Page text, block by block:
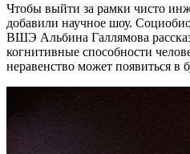
Чтобы выйти за рамки чисто
добавили научное шоу.
ВШЭ Альбина Галлямова
когнитивные способности
неравенство может появиться в